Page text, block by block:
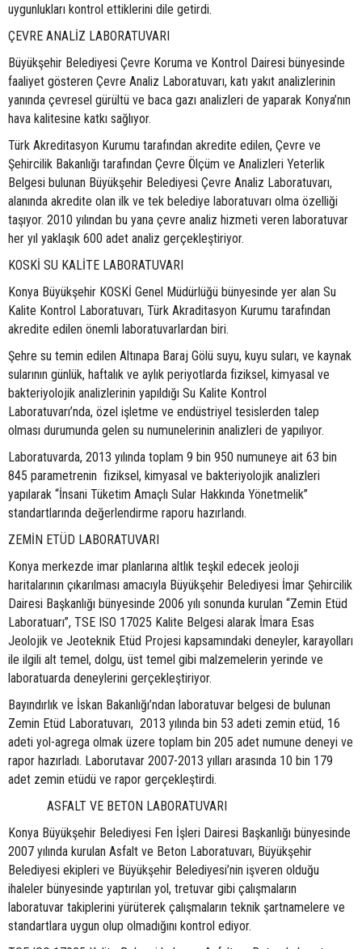
uygunlukları kontrol ettiklerini dile getirdi.
ÇEVRE ANALİZ LABORATUVARI
Büyükşehir Belediyesi Çevre Koruma ve Kontrol Dairesi bünyesinde
faaliyet gösteren Çevre Analiz Laboratuvarı, katı yakıt analizlerinin
yanında çevresel gürültü ve baca gazı analizleri de yaparak Konya’nın
hava kalitesine katkı sağlıyor.
Türk Akreditasyon Kurumu tarafından akredite edilen, Çevre ve
Şehircilik Bakanlığı tarafından Çevre Ölçüm ve Analizleri Yeterlik
Belgesi bulunan Büyükşehir Belediyesi Çevre Analiz Laboratuvarı,
alanında akredite olan ilk ve tek belediye laboratuvarı olma özelliği
taşıyor. 2010 yılından bu yana çevre analiz hizmeti veren laboratuvar
her yıl yaklaşık 600 adet analiz gerçekleştiriyor.
KOSKİ SU KALİTE LABORATUVARI
Konya Büyükşehir KOSKİ Genel Müdürlüğü bünyesinde yer alan Su
Kalite Kontrol Laboratuvarı, Türk Akraditasyon Kurumu tarafından
akredite edilen önemli laboratuvarlardan biri.
Şehre su temin edilen Altınapa Baraj Gölü suyu, kuyu suları, ve kaynak
sularının günlük, haftalık ve aylık periyotlarda fiziksel, kimyasal ve
bakteriyolojik analizlerinin yapıldığı Su Kalite Kontrol
Laboratuvarı’nda, özel işletme ve endüstriyel tesislerden talep
olması durumunda gelen su numunelerinin analizleri de yapılıyor.
Laboratuvarda, 2013 yılında toplam 9 bin 950 numuneye ait 63 bin
845 parametrenin fiziksel, kimyasal ve bakteriyolojik analizleri
yapılarak “İnsani Tüketim Amaçlı Sular Hakkında Yönetmelik”
standartlarında değerlendirme raporu hazırlandı.
ZEMİN ETÜD LABORATUVARI
Konya merkezde imar planlarına altlık teşkil edecek jeoloji
haritalarının çıkarılması amacıyla Büyükşehir Belediyesi İmar Şehircilik
Dairesi Başkanlığı bünyesinde 2006 yılı sonunda kurulan “Zemin Etüd
Laboratuarı”, TSE ISO 17025 Kalite Belgesi alarak İmara Esas
Jeolojik ve Jeoteknik Etüd Projesi kapsamındaki deneyler, karayolları
ile ilgili alt temel, dolgu, üst temel gibi malzemelerin yerinde ve
laboratuarda deneylerini gerçekleştiriyor.
Bayındırlık ve İskan Bakanlığı’ndan laboratuvar belgesi de bulunan
Zemin Etüd Laboratuvarı, 2013 yılında bin 53 adeti zemin etüd, 16
adeti yol-agrega olmak üzere toplam bin 205 adet numune deneyi ve
rapor hazırladı. Laborutavar 2007-2013 yılları arasında 10 bin 179
adet zemin etüdü ve rapor gerçekleştirdi.
ASFALT VE BETON LABORATUVARI
Konya Büyükşehir Belediyesi Fen İşleri Dairesi Başkanlığı bünyesinde
2007 yılında kurulan Asfalt ve Beton Laboratuvarı, Büyükşehir
Belediyesi ekipleri ve Büyükşehir Belediyesi’nin işveren olduğu
ihaleler bünyesinde yaptırılan yol, tretuvar gibi çalışmaların
laboratuvar takiplerini yürüterek çalışmaların teknik şartnamelere ve
standartlara uygun olup olmadığını kontrol ediyor.